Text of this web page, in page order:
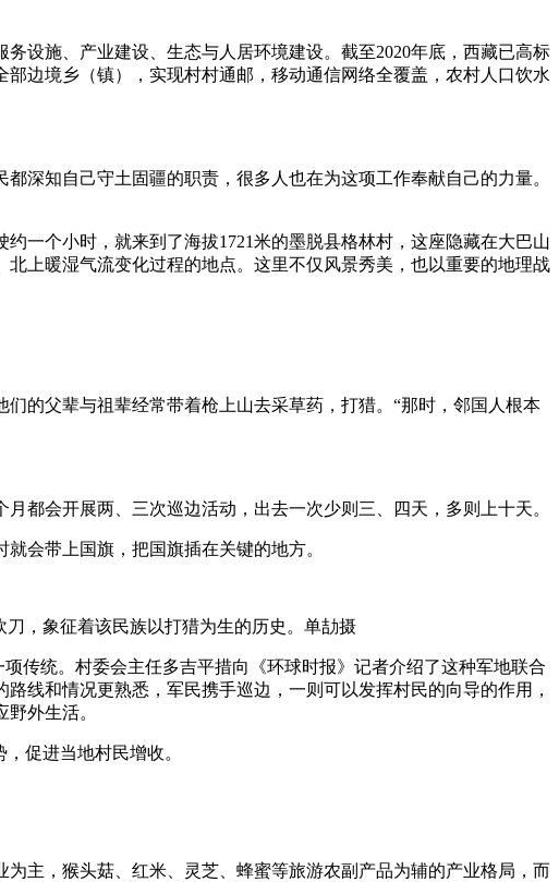
施、产业建设、生态与人居环境建设。截至2020年底，西藏已高标
边境乡（镇），实现村村通邮，移动通信网络全覆盖，农村人口饮水
知自己守土固疆的职责，很多人也在为这项工作奉献自己的力量。
个小时，就来到了海拔1721米的墨脱县格林村，这座隐藏在大巴山
上暖湿气流变化过程的地点。这里不仅风景秀美，也以重要的地理战
的父辈与祖辈经常带着枪上山去采草药，打猎。“那时，邻国人根本
会开展两、三次巡边活动，出去一次少则三、四天，多则上十天。
会带上国旗，把国旗插在关键的地方。
，象征着该民族以打猎为生的历史。单劼摄
统。村委会主任多吉平措向《环球时报》记者介绍了这种军地联合
线和情况更熟悉，军民携手巡边，一则可以发挥村民的向导的作用，
外生活。
促进当地村民增收。
主，猴头菇、红米、灵芝、蜂蜜等旅游农副产品为辅的产业格局，而